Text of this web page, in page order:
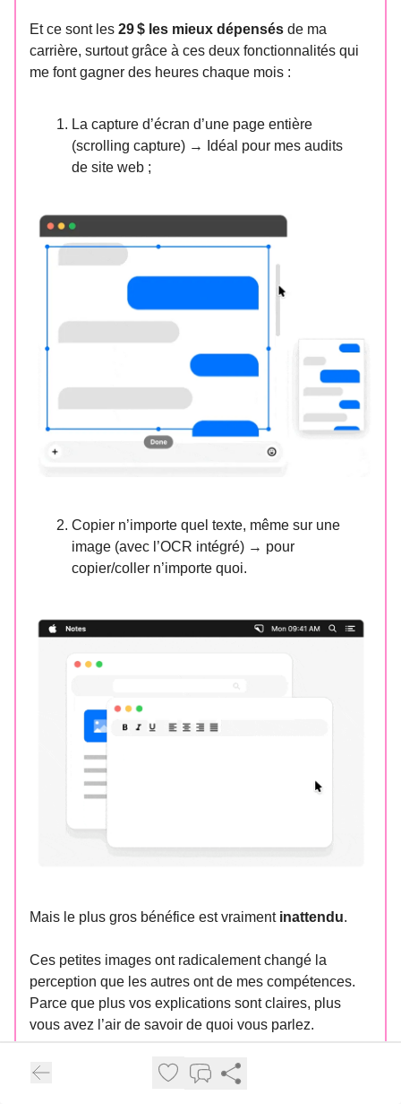
Et ce sont les 29 $ les mieux dépensés de ma
carrière, surtout grâce à ces deux fonctionnalités qui
me font gagner des heures chaque mois :
La capture d’écran d’une page entière
(scrolling capture) → Idéal pour mes audits
de site web ;
Copier n’importe quel texte, même sur une
image (avec l’OCR intégré) → pour
copier/coller n’importe quoi.
Mais le plus gros bénéfice est vraiment inattendu.
Ces petites images ont radicalement changé la
perception que les autres ont de mes compétences.
Parce que plus vos explications sont claires, plus
vous avez l’air de savoir de quoi vous parlez.
C’est un peu comme un “Effet de Halo” numérique